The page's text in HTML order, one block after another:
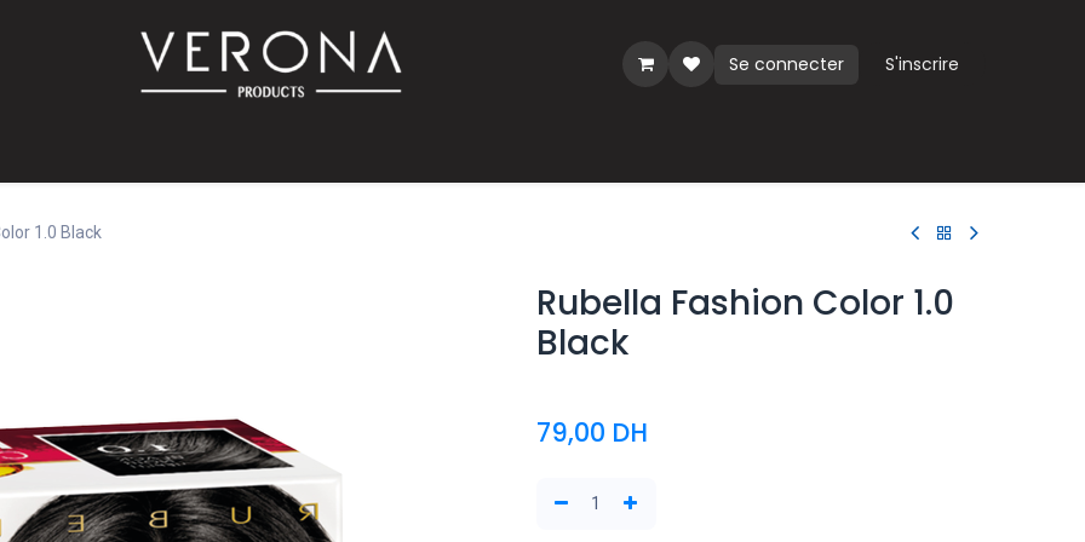
Se connecter
S'inscrire
1.0 Black
Rubella Fashion Color 1.0
Black
79,00 DH